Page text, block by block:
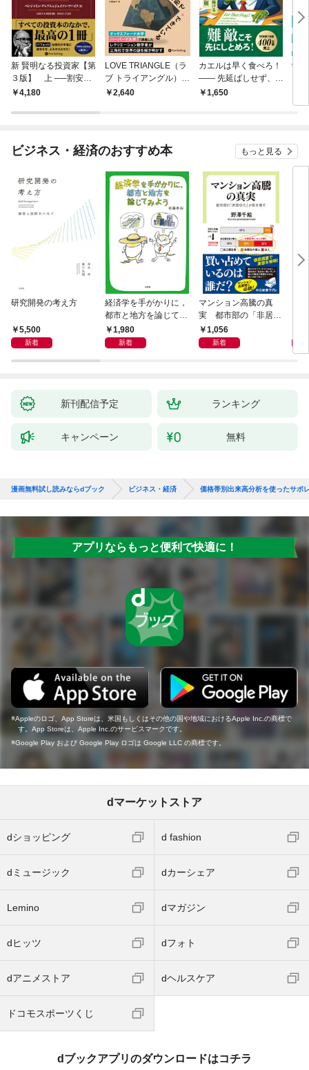
新 賢明なる投資家【第
３版】 上 ──割安株
の見つけ方とバリュー
4,180
LOVE TRIANGLE（ラ
ブ トライアングル）―
―世界は三角形ででき
2,640
カエルは早く食べろ！
―― 先延ばしせず、最
高の結果を出し続ける
1,650
学
ら
資
ビジネス・経済のおすすめ本 もっと見る
研究開発の考え方
5,500
新着
経済学を手がかりに，
都市と地方を論じてみ
よう1,980
新着
マンション高騰の真
実 都市部の「非居住
化」が街を壊す
1,056
新着
イ
果
新刊配信予定 ランキング
キャンペーン 無料
漫画無料試し読みならdブック ビジネス・経済 価格帯別出来高分析を使ったサポ
アプリならもっと便利で快適に！
Appleのロゴ、App Storeは、米国もしくはその他の国や地域におけるApple Inc.の商標で
す。App Storeは、Apple Inc.のサービスマークです。
Google Play および Google Play ロゴは Google LLC の商標です。
dマーケットストア
dショッピング d fashion
dミュージック dカーシェア
Lemino dマガジン
dヒッツ dフォト
dアニメストア dヘルスケア
ドコモスポーツくじ
dブックアプリのダウンロードはコチラ